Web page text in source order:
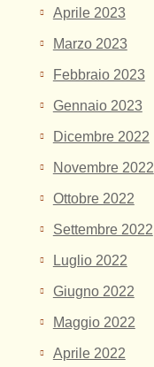
Aprile 2023
Marzo 2023
Febbraio 2023
Gennaio 2023
Dicembre 2022
Novembre 2022
Ottobre 2022
Settembre 2022
Luglio 2022
Giugno 2022
Maggio 2022
Aprile 2022